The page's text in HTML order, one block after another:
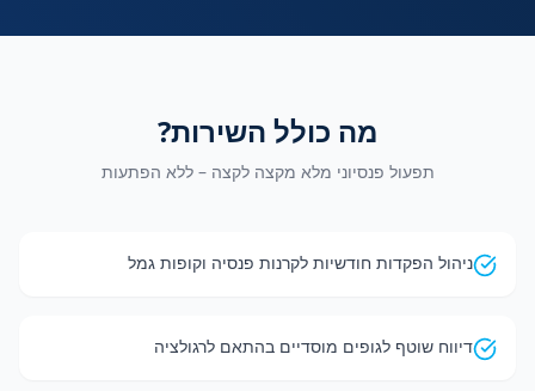
מה כולל השירות?
תפעול פנסיוני מלא מקצה לקצה – ללא הפתעות
ניהול הפקדות חודשיות לקרנות פנסיה וקופות גמל
דיווח שוטף לגופים מוסדיים בהתאם לרגולציה